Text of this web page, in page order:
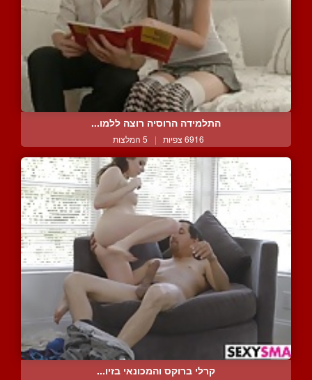
התלמידה הרוסיה רוצה ללמו...
6916 צפיות | 5 המלצות
קרלי ברוקס והמכונאי בזיו...